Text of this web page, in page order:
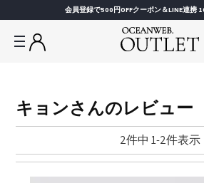
会員登録で500円OFFクーポン＆LINE連携
キョンさんのレビュー
2件中 1-2件表示